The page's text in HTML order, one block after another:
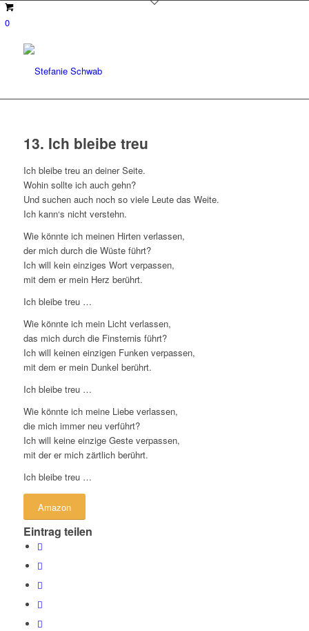
0
13. Ich bleibe treu
Ich bleibe treu an deiner Seite.
Wohin sollte ich auch gehn?
Und suchen auch noch so viele Leute das Weite.
Ich kann‘s nicht verstehn.
Wie könnte ich meinen Hirten verlassen,
der mich durch die Wüste führt?
Ich will kein einziges Wort verpassen,
mit dem er mein Herz berührt.
Ich bleibe treu …
Wie könnte ich mein Licht verlassen,
das mich durch die Finsternis führt?
Ich will keinen einzigen Funken verpassen,
mit dem er mein Dunkel berührt.
Ich bleibe treu …
Wie könnte ich meine Liebe verlassen,
die mich immer neu verführt?
Ich will keine einzige Geste verpassen,
mit der er mich zärtlich berührt.
Ich bleibe treu …
Amazon
Eintrag teilen